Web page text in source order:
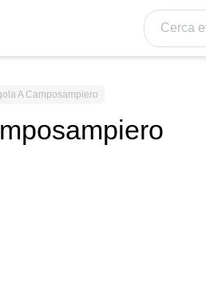
Cerca
A Camposampiero